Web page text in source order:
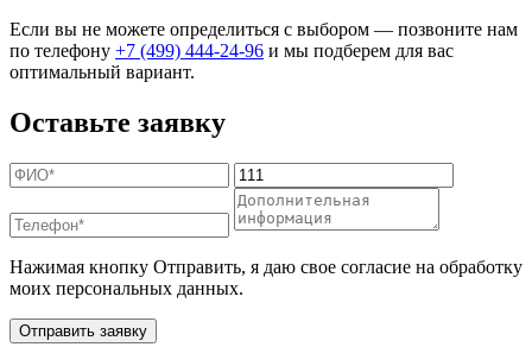
Если вы не можете определиться с выбором — позвоните нам
по телефону +7 (499) 444-24-96 и мы подберем для вас
оптимальный вариант.
Оставьте заявку
Нажимая кнопку Отправить, я даю свое согласие на обработку
моих персональных данных.
Отправить заявку